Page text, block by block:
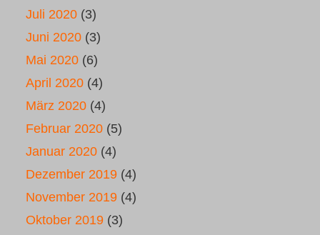
Juli 2020 (3)
Juni 2020 (3)
Mai 2020 (6)
April 2020 (4)
März 2020 (4)
Februar 2020 (5)
Januar 2020 (4)
Dezember 2019 (4)
November 2019 (4)
Oktober 2019 (3)